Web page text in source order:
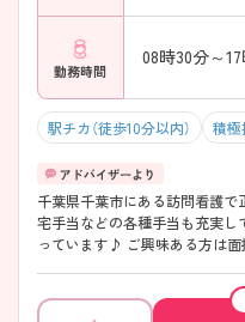
勤務時間
08時30分～17
駅チカ（徒歩10分以内） 積極
千葉県千葉市にある訪問看護で
宅手当などの各種手当も充実
っています♪ ご興味ある方は面